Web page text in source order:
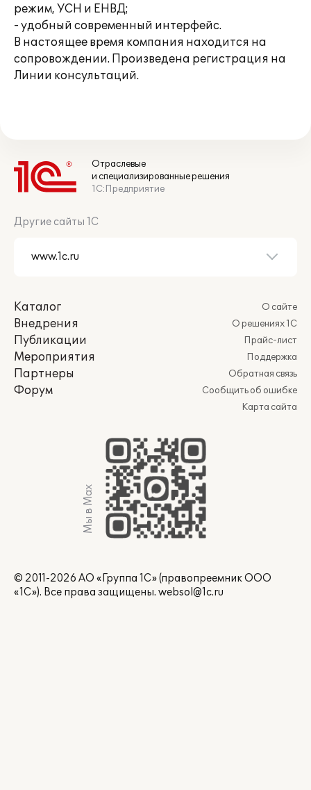
режим, УСН и ЕНВД;
- удобный современный интерфейс.
В настоящее время компания находится на
сопровождении. Произведена регистрация на
Линии консультаций.
Отраслевые
и специализированные решения
1С:Предприятие
Другие сайты 1С
Каталог
Внедрения
Публикации
Мероприятия
Партнеры
Форум
О сайте
О решениях 1С
Прайс-лист
Поддержка
Обратная связь
Сообщить об ошибке
Карта сайта
Мы в Max
© 2011-2026 АО «Группа 1С» (правопреемник ООО
«1С»). Все права защищены. websol@1c.ru